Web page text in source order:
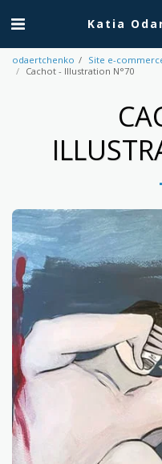
Katia
odaertchenko Site e-
Cachot - Illustration N°70